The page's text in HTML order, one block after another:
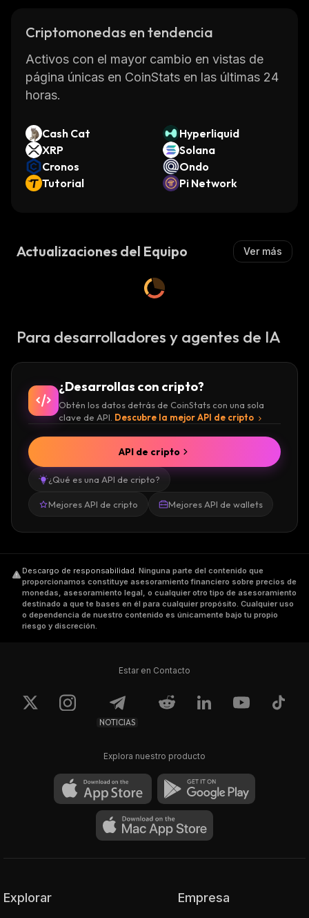
Criptomonedas en tendencia
Activos con el mayor cambio en vistas de
página únicas en CoinStats en las últimas 24
horas.
Cash Cat
Hyperliquid
XRP
Solana
Cronos
Ondo
Tutorial
Pi Network
Actualizaciones del Equipo Ver más
Para desarrolladores y agentes de IA
¿Desarrollas con cripto?
Obtén los datos detrás de CoinStats con una sola
clave de API. Descubre la mejor API de cripto
¿Qué es una API de cripto?
Mejores API de cripto Mejores API de wallets
API de cripto
Descargo de responsabilidad. Ninguna parte del contenido que
proporcionamos constituye asesoramiento financiero sobre precios de
monedas, asesoramiento legal, o cualquier otro tipo de asesoramiento
destinado a que te bases en él para cualquier propósito. Cualquier uso
o dependencia de nuestro contenido es únicamente bajo tu propio
riesgo y discreción.
Estar en Contacto
NOTICIAS
Explora nuestro producto
Explorar Empresa